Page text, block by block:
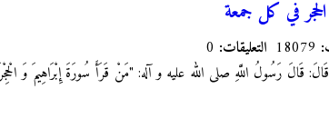
في كل جمعة
التعليقات:
قَالَ رَسُولُ اللَّهِ صلى الله عليه و آله: "مَنْ قَرَأَ سُورَةَ إِبْرَاهِيمَ وَ